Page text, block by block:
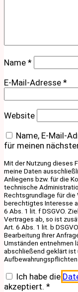
Name *
E-Mail-Adresse *
Website
Name, E-Mail-
für meinen
Mit der Nutzung dieses
meine Daten
Anliegens bzw. für die
technische
Rechtsgrundlage für die
berechtigtes Interesse
6 Abs. 1 lit. f DSGVO.
Vertrages ab, so ist
Art. 6 Abs. 1 lit. b
Bearbeitung Ihrer
Umständen entnehmen
abschließend geklärt
Ich habe die
akzeptiert. *